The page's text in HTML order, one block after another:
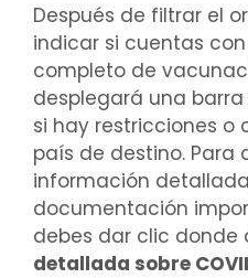
Después de filtrar el
indicar si cuentas
completo de
desplegará una
si hay restricciones o
país de destino. Para
información
documentación
debes dar clic donde
detallada sobre